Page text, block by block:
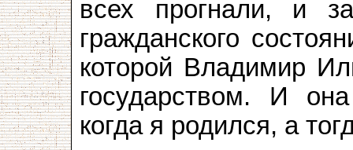
всех прогнали, и
гражданского
которой Владимир
государством. И
когда я родился, а